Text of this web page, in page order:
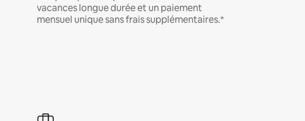
vacances longue durée et un paiement
mensuel unique sans frais supplémentaires.*